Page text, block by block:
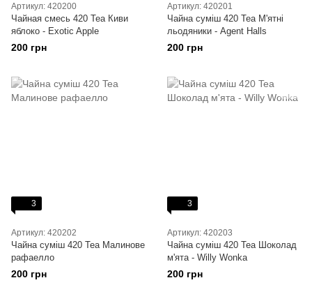
Артикул: 420200
Чайная смесь 420 Tea Киви
яблоко - Exotic Apple
200 грн
Артикул: 420201
Чайна суміш 420 Tea М'ятні
льодяники - Agent Halls
200 грн
3
Артикул: 420202
Чайна суміш 420 Tea Малинове
рафаелло
200 грн
3
Артикул: 420203
Чайна суміш 420 Tea Шоколад
м'ята - Willy Wonka
200 грн